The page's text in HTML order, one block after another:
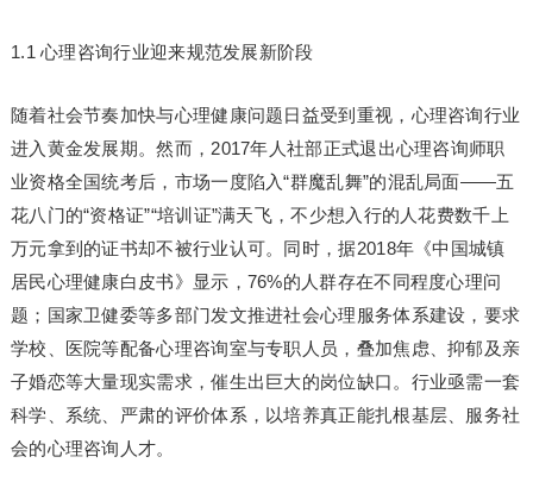
1.1 心理咨询行业迎来规范发展新阶段
随着社会节奏加快与心理健康问题日益受到重视，心理咨询行业
进入黄金发展期。然而，2017年人社部正式退出心理咨询师职
业资格全国统考后，市场一度陷入“群魔乱舞”的混乱局面——五
花八门的“资格证”“培训证”满天飞，不少想入行的人花费数千上
万元拿到的证书却不被行业认可。同时，据2018年《中国城镇
居民心理健康白皮书》显示，76%的人群存在不同程度心理问
题；国家卫健委等多部门发文推进社会心理服务体系建设，要求
学校、医院等配备心理咨询室与专职人员，叠加焦虑、抑郁及亲
子婚恋等大量现实需求，催生出巨大的岗位缺口。行业亟需一套
科学、系统、严肃的评价体系，以培养真正能扎根基层、服务社
会的心理咨询人才。